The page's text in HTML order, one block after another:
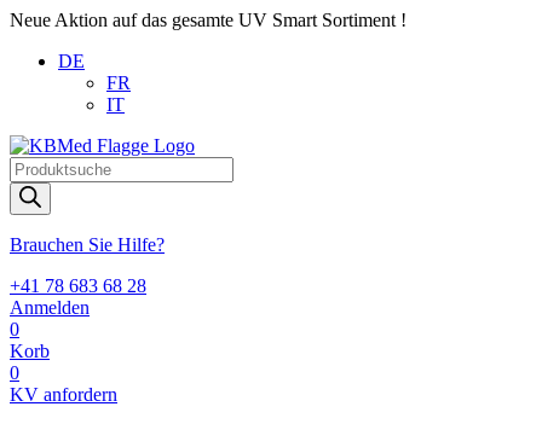
Neue Aktion auf das gesamte UV Smart Sortiment !
DE
FR
IT
Products
search
Brauchen Sie Hilfe?
+41 78 683 68 28
Anmelden
0
Korb
0
KV anfordern